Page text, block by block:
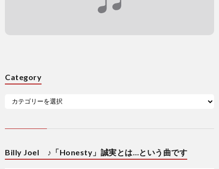
Category
Billy Joel ♪「Honesty」誠実とは…という曲です